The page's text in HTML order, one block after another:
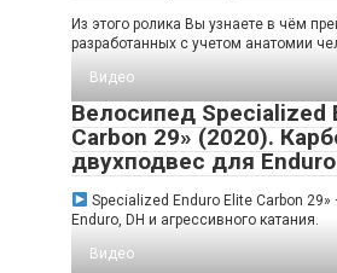
Из этого ролика Вы узнаете в чём
разработанных с учетом анатомии
Видео
Велосипед Specialized
Carbon 29» (2020).
двухподвес для Enduro
Specialized Enduro Elite Carbon
Enduro, DH и агрессивного катания.
Видео